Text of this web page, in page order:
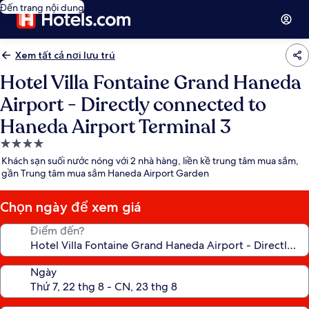
Đến trang nội dung
Xem tất cả nơi lưu trú
Hotel Villa Fontaine Grand Haneda
Airport - Directly connected to
Haneda Airport Terminal 3
Nơi
lưu
trú
4.0
sao
Khách sạn suối nước nóng với 2 nhà hàng, liền kề trung tâm mua sắm,
gần Trung tâm mua sắm Haneda Airport Garden
Chọn ngày để xem giá
Điểm đến?
Ngày